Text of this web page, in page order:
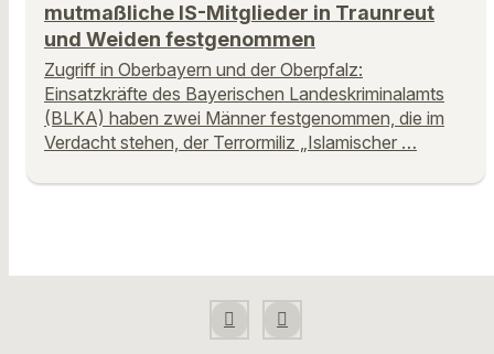
mutmaßliche IS-Mitglieder in Traunreut
und Weiden festgenommen
Zugriff in Oberbayern und der Oberpfalz:
Einsatzkräfte des Bayerischen Landeskriminalamts
(BLKA) haben zwei Männer festgenommen, die im
Verdacht stehen, der Terrormiliz „Islamischer …